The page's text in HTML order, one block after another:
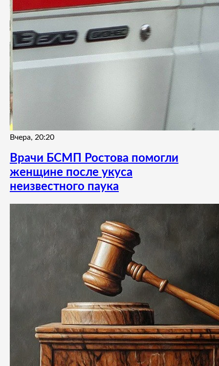
Вчера, 20:20
Врачи БСМП Ростова помогли
женщине после укуса
неизвестного паука